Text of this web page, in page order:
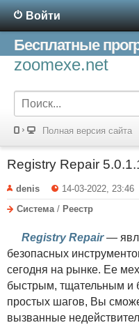
Войти
Бесплатные
zoomexe.net
Полная версия сайта
Registry Repair
denis 14-03-2022, 23:46
Система / Реестр
Registry Repair—
безопасных
сегодня на рынке. Ее
быстрым, тщательным и
простых шагов, Вы
вызванные